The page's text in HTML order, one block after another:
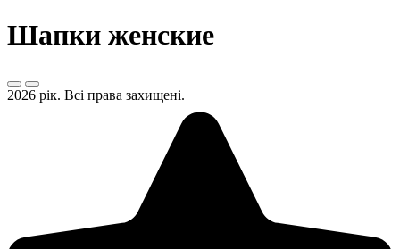
Шапки женские
2026 рік. Всі права захищені.